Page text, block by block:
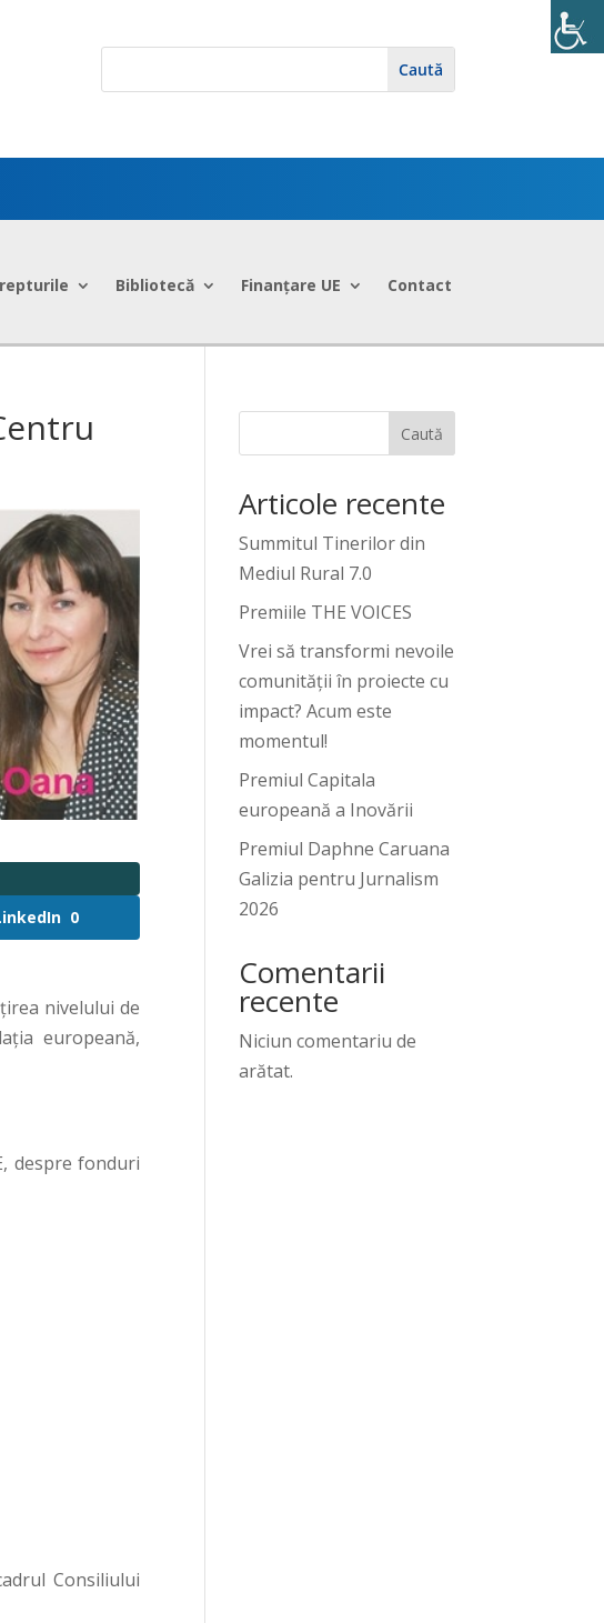
Bibliotecă Finanțare UE Contact
0
nivelului de
europeană,
despre fonduri
Consiliului
Caută
Articole recente
Summitul Tinerilor din
Mediul Rural 7.0
Premiile THE VOICES
Vrei să transformi nevoile
comunității în proiecte cu
impact? Acum este
momentul!
Premiul Capitala
europeană a Inovării
Premiul Daphne Caruana
Galizia pentru Jurnalism
2026
Comentarii
recente
Niciun comentariu de
arătat.